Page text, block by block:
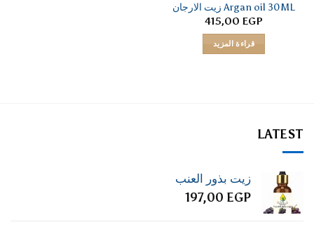
Argan oil 30ML زيت الارجان
415,00 EGP
قراءة المزيد
LATEST
زيت بذور العنب
197,00 EGP